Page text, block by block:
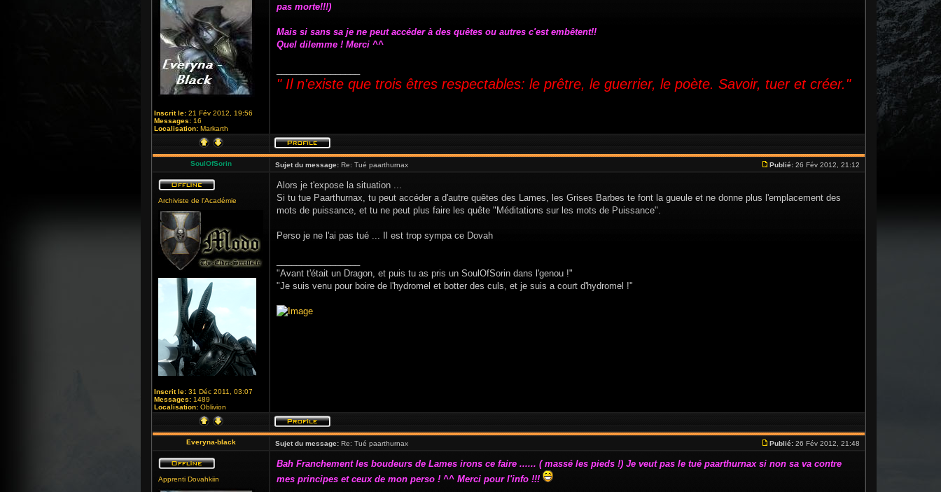
Inscrit le: 21 Fév 2012, 19:56
Messages: 16
Localisation: Markarth
pas morte!!!)
Mais si sans sa je ne peut accéder à des quêtes ou autres c'est embêtent!!
Quel dilemme ! Merci ^^
" Il n'existe que trois êtres respectables: le prêtre, le guerrier, le poète. Savoir, tuer et créer."
SoulOfSorin Sujet du message: Re: Tué paarthurnax Publié: 26 Fév 2012, 21:12
Archiviste de l'Académie
Inscrit le: 31 Déc 2011, 03:07
Messages: 1489
Localisation: Oblivion
Alors je t'expose la situation ...
Si tu tue Paarthurnax, tu peut accéder a d'autre quêtes des Lames, les Grises Barbes te font la gueule et ne donne plus l'emplacement des
mots de puissance, et tu ne peut plus faire les quête "Méditations sur les mots de Puissance".
Perso je ne l'ai pas tué ... Il est trop sympa ce Dovah
"Avant t'était un Dragon, et puis tu as pris un SoulOfSorin dans l'genou !"
"Je suis venu pour boire de l'hydromel et botter des culs, et je suis a court d'hydromel !"
Everyna-black Sujet du message: Re: Tué paarthurnax Publié: 26 Fév 2012, 21:48
Apprenti Dovahkiin
Bah Franchement les boudeurs de Lames irons ce faire ...... ( massé les pieds !) Je veut pas le tué paarthurnax si non sa va contre
mes principes et ceux de mon perso ! ^^ Merci pour l'info !!!